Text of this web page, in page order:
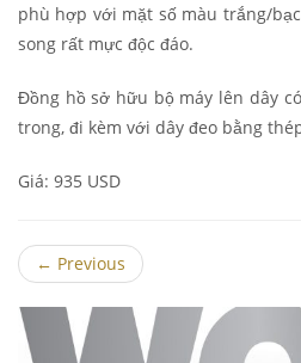
phù hợp với mặt số màu trắng/
song rất mực độc đáo.
Đồng hồ sở hữu bộ máy lên dây
trong, đi kèm với dây đeo bằng
Giá: 935 USD
← Previous